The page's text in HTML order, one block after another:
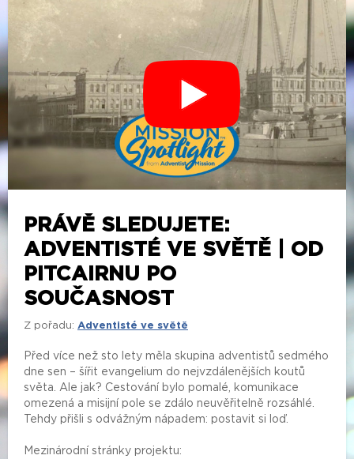
PRÁVĚ SLEDUJETE:
ADVENTISTÉ VE SVĚTĚ | OD
PITCAIRNU PO
SOUČASNOST
Z pořadu: Adventisté ve světě
Před více než sto lety měla skupina adventistů sedmého
dne sen – šířit evangelium do nejvzdálenějších koutů
světa. Ale jak? Cestování bylo pomalé, komunikace
omezená a misijní pole se zdálo neuvěřitelně rozsáhlé.
Tehdy přišli s odvážným nápadem: postavit si loď.
Mezinárodní stránky projektu: